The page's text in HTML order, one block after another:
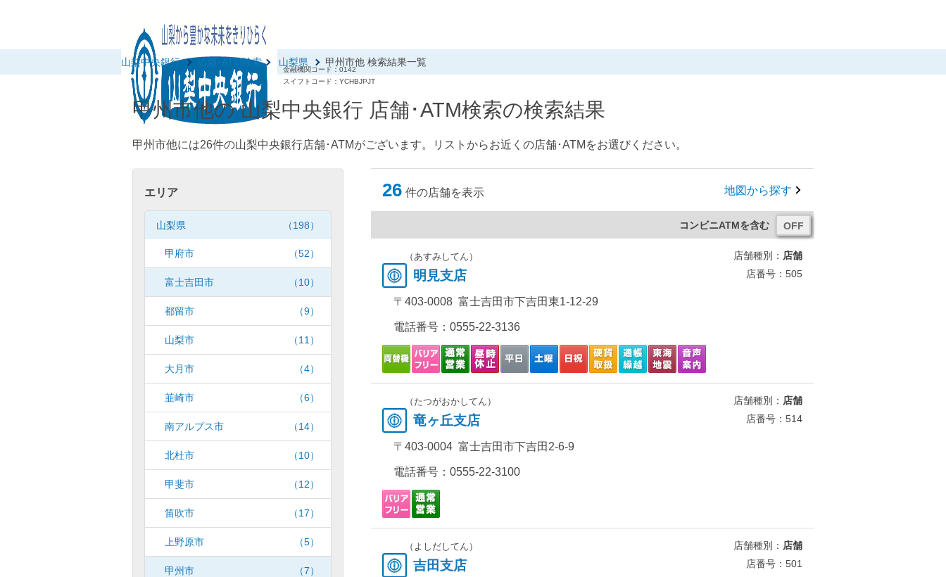
金融機関コード：0142
スイフトコード：YCHBJPJT
山梨中央銀行 店舗･ATM検索 山梨県 甲州市他 検索結果一覧
甲州市他の 山梨中央銀行 店舗･ATM検索の検索結果
甲州市他には26件の山梨中央銀行店舗･ATMがございます。リストからお近くの店舗･ATMをお選びください。
エリア
山梨県 （198）
甲府市 （52）
富士吉田市 （10）
都留市 （9）
山梨市 （11）
大月市 （4）
韮崎市 （6）
南アルプス市 （14）
北杜市 （10）
甲斐市 （12）
笛吹市 （17）
上野原市 （5）
甲州市 （7）
26 件の店舗を表示 地図から探す
コンビニATMを含む
（あすみしてん）
明見支店
店舗種別： 店舗
店番号：505
〒403-0008 富士吉田市下吉田東1-12-29
電話番号： 0555-22-3136
（たつがおかしてん）
竜ヶ丘支店
店舗種別： 店舗
店番号：514
〒403-0004 富士吉田市下吉田2-6-9
電話番号： 0555-22-3100
（よしだしてん）
吉田支店
店舗種別： 店舗
店番号：501